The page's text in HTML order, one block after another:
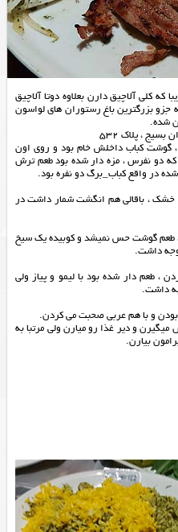
که کلی آلاچیق دارن بعلاوه دوتا آلاچیق
بزرگترین باغ رستوران های لواسون
شده.
، پلاك ٥٣٢
کباب داخلش خام بود و روی اون
که دو نفرس ، مزه دار شده بود طعم ترش
در واقع کباب_برگ دو نفره بود.
خشک ، باقالی هم انگشت شمار داشت در
، طعم گوشت حس نمیشد و کوبیده یک سیخ
داشت.
طعم دار شده بود با لیمو و پیاز ولی
داشت.
و با هم عربی صحبت می کردن.
و دیر غذا رو میارن ولی مرتبا به
بیارن.